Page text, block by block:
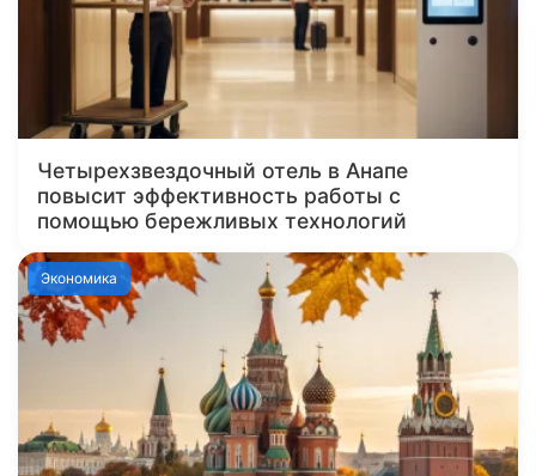
Четырехзвездочный отель в Анапе
повысит эффективность работы с
помощью бережливых технологий
Экономика